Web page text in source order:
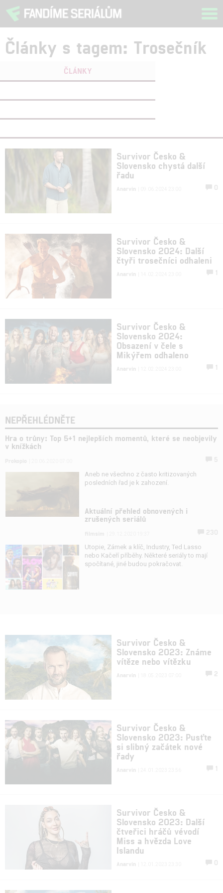
Články s tagem: Trosečník
ČLÁNKY
Survivor Česko &
Slovensko chystá další
řadu
Anarvin 0
Survivor Česko &
Slovensko 2024: Další
čtyři trosečníci odhaleni
Anarvin 1
Survivor Česko &
Slovensko 2024:
Obsazení v čele s
Mikýřem odhaleno
Anarvin 1
NEPŘEHLÉDNĚTE
Hra o trůny: Top 5+1 nejlepších momentů, které se neobjevily
v knížkách
Aneb ne všechno z často kritizovaných
posledních řad je k zahození.
Aktuální přehled obnovených i
zrušených seriálů
Utopie, Zámek a klíč, Industry, Ted Lasso
nebo Kačeří příběhy. Některé seriály to mají
spočítané, jiné budou pokračovat.
Survivor Česko &
Slovensko 2023: Známe
vítěze nebo vítězku
Anarvin 2
Survivor Česko &
Slovensko 2023: Pusťte
si slibný začátek nové
řady
Anarvin 1
Survivor Česko &
Slovensko 2023: Další
čtveřici hráčů vévodí
Miss a hvězda Love
Islandu
Anarvin 0